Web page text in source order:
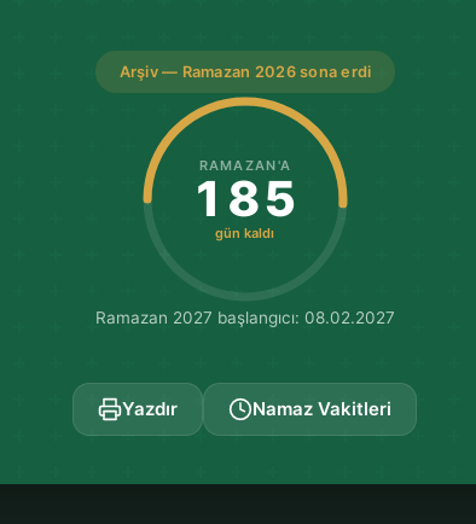
Arşiv — Ramazan 2026 sona erdi
RAMAZAN'A
185
gün kaldı
Ramazan 2027 başlangıcı: 08.02.2027
Yazdır Namaz Vakitleri